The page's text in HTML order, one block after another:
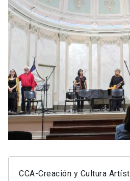
CCA-Creación y Cultura